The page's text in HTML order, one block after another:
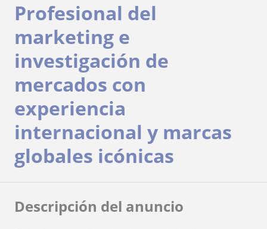
Profesional del
marketing e
investigación de
mercados con
experiencia
internacional y marcas
globales icónicas
Descripción del anuncio